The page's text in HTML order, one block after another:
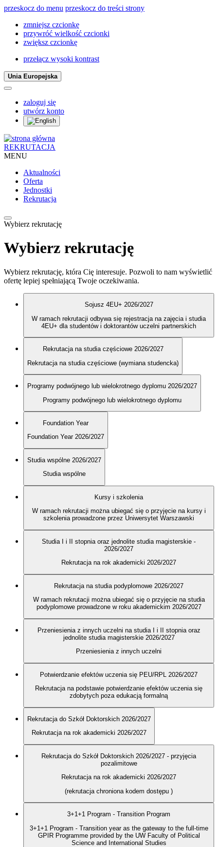
przeskocz do menu przeskocz do treści strony
zmniejsz czcionkę
przywróć wielkość czcionki
zwiększ czcionkę
przełącz wysoki kontrast
Unia Europejska
zaloguj się
utwórz konto
REKRUTACJA
MENU
Aktualności
Oferta
Jednostki
Rekrutacja
Wybierz rekrutację
Wybierz rekrutację
Wybierz rekrutację, która Cię interesuje. Pozwoli to nam wyświetlić
ofertę lepiej spełniającą Twoje oczekiwania.
Sojusz 4EU+ 2026/2027
W ramach rekrutacji odbywa się rejestracja na zajęcia i studia
4EU+ dla studentów i doktorantów uczelni partnerskich
Rekrutacja na studia częściowe 2026/2027
Rekrutacja na studia częściowe (wymiana studencka)
Programy podwójnego lub wielokrotnego dyplomu 2026/2027
Programy podwójnego lub wielokrotnego dyplomu
Foundation Year
Foundation Year 2026/2027
Studia wspólne 2026/2027
Studia wspólne
Kursy i szkolenia
W ramach rekrutacji można ubiegać się o przyjęcie na kursy i
szkolenia prowadzone przez Uniwersytet Warszawski
Studia I i II stopnia oraz jednolite studia magisterskie -
2026/2027
Rekrutacja na rok akademicki 2026/2027
Rekrutacja na studia podyplomowe 2026/2027
W ramach rekrutacji można ubiegać się o przyjęcie na studia
podyplomowe prowadzone w roku akademickim 2026/2027
Przeniesienia z innych uczelni na studia I i II stopnia oraz
jednolite studia magisterskie 2026/2027
Przeniesienia z innych uczelni
Potwierdzanie efektów uczenia się PEU/RPL 2026/2027
Rekrutacja na podstawie potwierdzanie efektów uczenia się
zdobytych poza edukacją formalną
Rekrutacja do Szkół Doktorskich 2026/2027
Rekrutacja na rok akademicki 2026/2027
Rekrutacja do Szkół Doktorskich 2026/2027 - przyjęcia
pozalimitowe
Rekrutacja na rok akademicki 2026/2027
(rekrutacja chroniona kodem dostępu )
3+1+1 Program - Transition Program
3+1+1 Program - Transition year as the gateway to the full-time
GPIR Programme provided by the UW Faculty of Political
Science and International Studies